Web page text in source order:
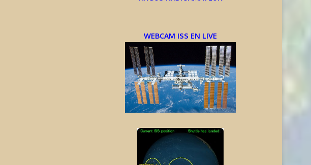
WEBCAM ISS EN LIVE